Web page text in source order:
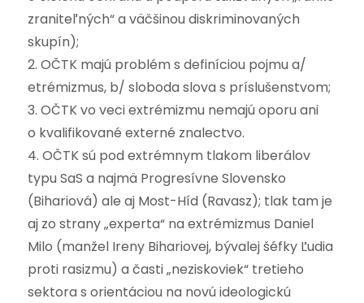
zraniteľných“ a väčšinou diskriminovaných
skupín);
2. OČTK majú problém s definíciou pojmu a/
etrémizmus, b/ sloboda slova s príslušenstvom;
3. OČTK vo veci extrémizmu nemajú oporu ani
o kvalifikované externé znalectvo.
4. OČTK sú pod extrémnym tlakom liberálov
typu SaS a najmä Progresívne Slovensko
(Bihariová) ale aj Most-Híd (Ravasz); tlak tam je
aj zo strany „experta“ na extrémizmus Daniel
Milo (manžel Ireny Bihariovej, bývalej šéfky Ľudia
proti rasizmu) a časti „neziskoviek“ tretieho
sektora s orientáciou na novú ideologickú